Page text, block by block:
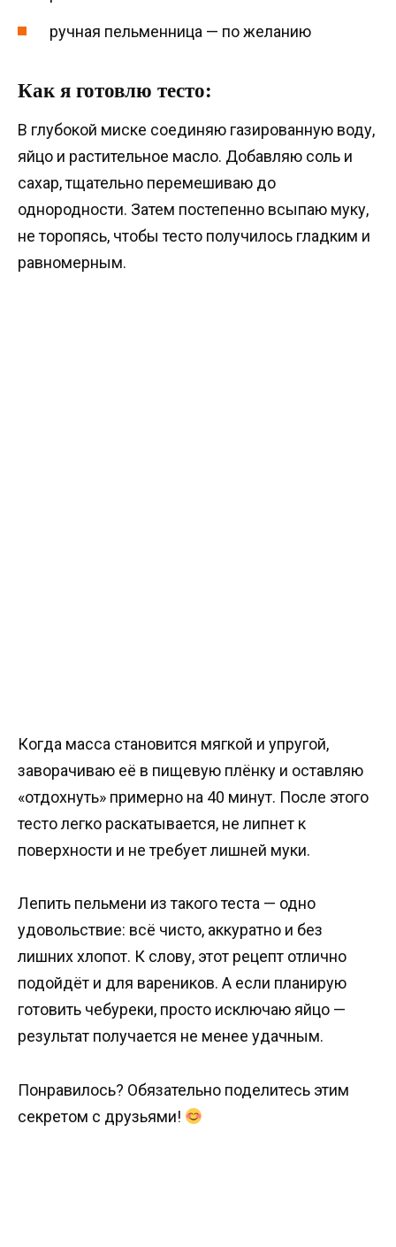
ручная пельменница — по желанию
Как я готовлю тесто:
В глубокой миске соединяю газированную воду,
яйцо и растительное масло. Добавляю соль и
сахар, тщательно перемешиваю до
однородности. Затем постепенно всыпаю муку,
не торопясь, чтобы тесто получилось гладким и
равномерным.
Когда масса становится мягкой и упругой,
заворачиваю её в пищевую плёнку и оставляю
«отдохнуть» примерно на 40 минут. После этого
тесто легко раскатывается, не липнет к
поверхности и не требует лишней муки.
Лепить пельмени из такого теста — одно
удовольствие: всё чисто, аккуратно и без
лишних хлопот. К слову, этот рецепт отлично
подойдёт и для вареников. А если планирую
готовить чебуреки, просто исключаю яйцо —
результат получается не менее удачным.
Понравилось? Обязательно поделитесь этим
секретом с друзьями!